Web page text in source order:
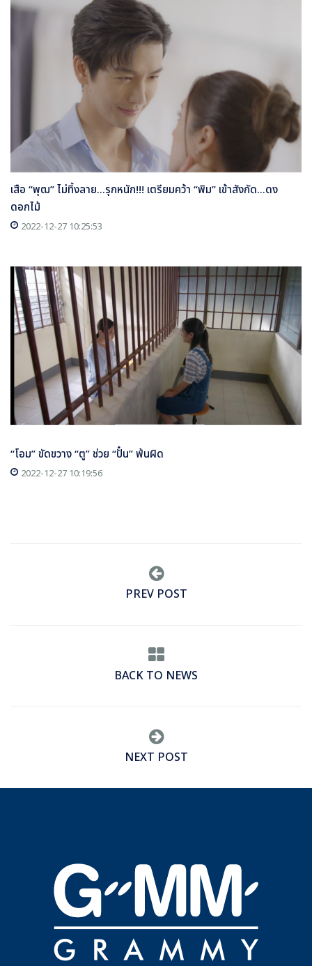
เสือ “พุฒ” ไม่ทิ้งลาย...รุกหนัก!!! เตรียมคว้า “พิม” เข้าสังกัด...ดง
ดอกไม้
2022-12-27 10:25:53
“โอม” ขัดขวาง “ตู” ช่วย “ปั๋น” พ้นผิด
2022-12-27 10:19:56
PREV POST
BACK TO NEWS
NEXT POST